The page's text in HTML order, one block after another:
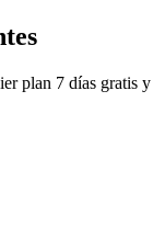
plan 7 días gratis y